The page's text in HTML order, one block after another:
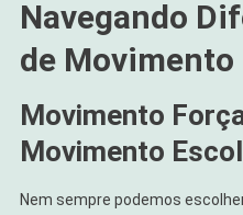
Navegando
de Movimento
Movimento
Movimento
Nem sempre podemos